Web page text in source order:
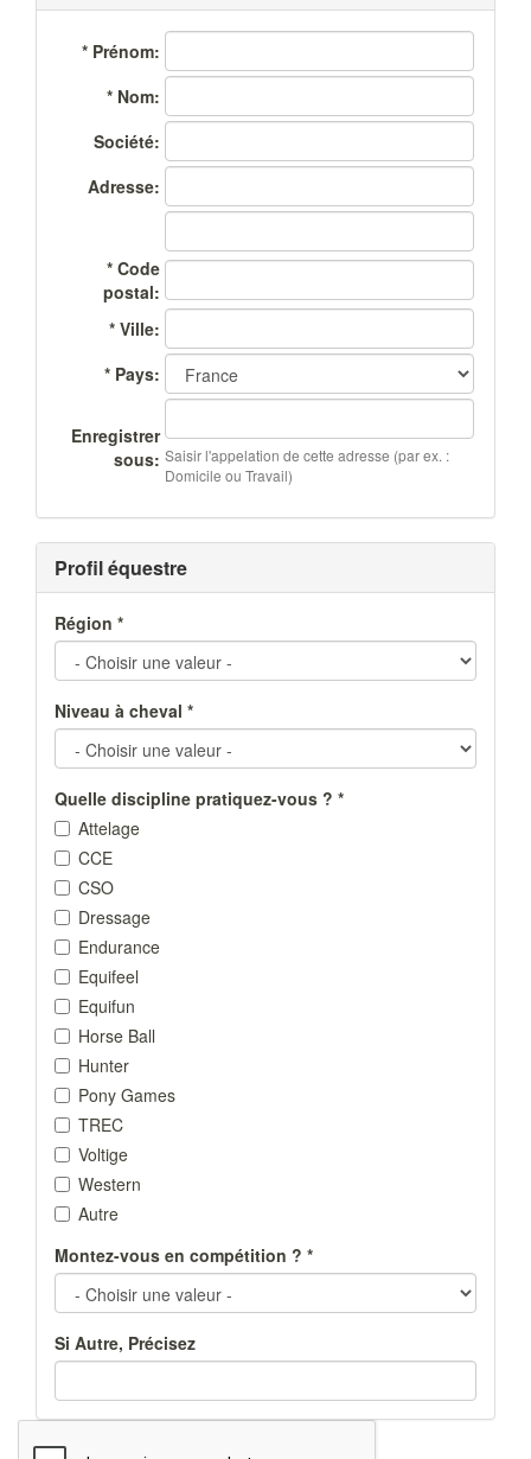
* Prénom:
* Nom:
Société:
Adresse:
*
postal:
* Ville:
* Pays:
Enregistrer
sous: Saisir l'appelation de cette adresse (par ex. :
Domicile ou Travail)
Masquer
Profil équestre
Région *
Niveau à cheval *
Quelle discipline pratiquez-vous ? *
Attelage
CCE
CSO
Dressage
Endurance
Equifeel
Equifun
Horse Ball
Hunter
Pony Games
TREC
Voltige
Western
Autre
Montez-vous en compétition ? *
Si Autre, Précisez